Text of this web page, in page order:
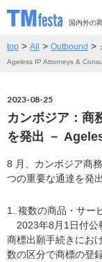
国内外の
SEMINAR/EVENT
CONTACT お問い合
top > All > Outbound >
Ageless IP Attorneys &
2023-08-25
カンボジア：商
を発出 －
8 月、カンボジア商
つの重要な通達を発
1. 複数の商品・サー
2023年8月1日付公
商標出願手続きにお
数の区分で商標の登